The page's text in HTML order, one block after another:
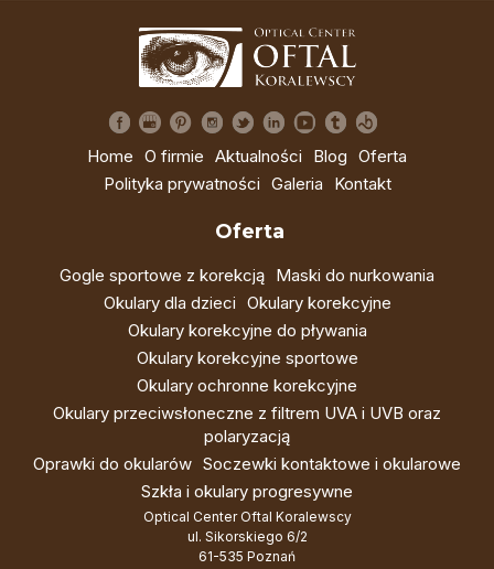
Home O firmie Aktualności Blog Oferta
Polityka prywatności Galeria Kontakt
Oferta
Gogle sportowe z korekcją Maski do nurkowania
Okulary dla dzieci Okulary korekcyjne
Okulary korekcyjne do pływania
Okulary korekcyjne sportowe
Okulary ochronne korekcyjne
Okulary przeciwsłoneczne z filtrem UVA i UVB oraz
polaryzacją
Oprawki do okularów Soczewki kontaktowe i okularowe
Szkła i okulary progresywne
Optical Center Oftal Koralewscy
ul. Sikorskiego 6/2
61-535 Poznań